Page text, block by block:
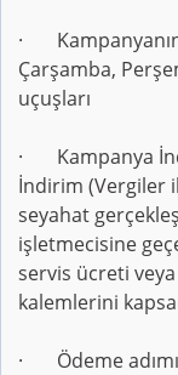
· Kampanyanın
Çarşamba,
uçuşları
· Kampanya
İndirim (Vergiler
seyahat
işletmecisine
servis ücreti
kalemlerini
· Ödeme